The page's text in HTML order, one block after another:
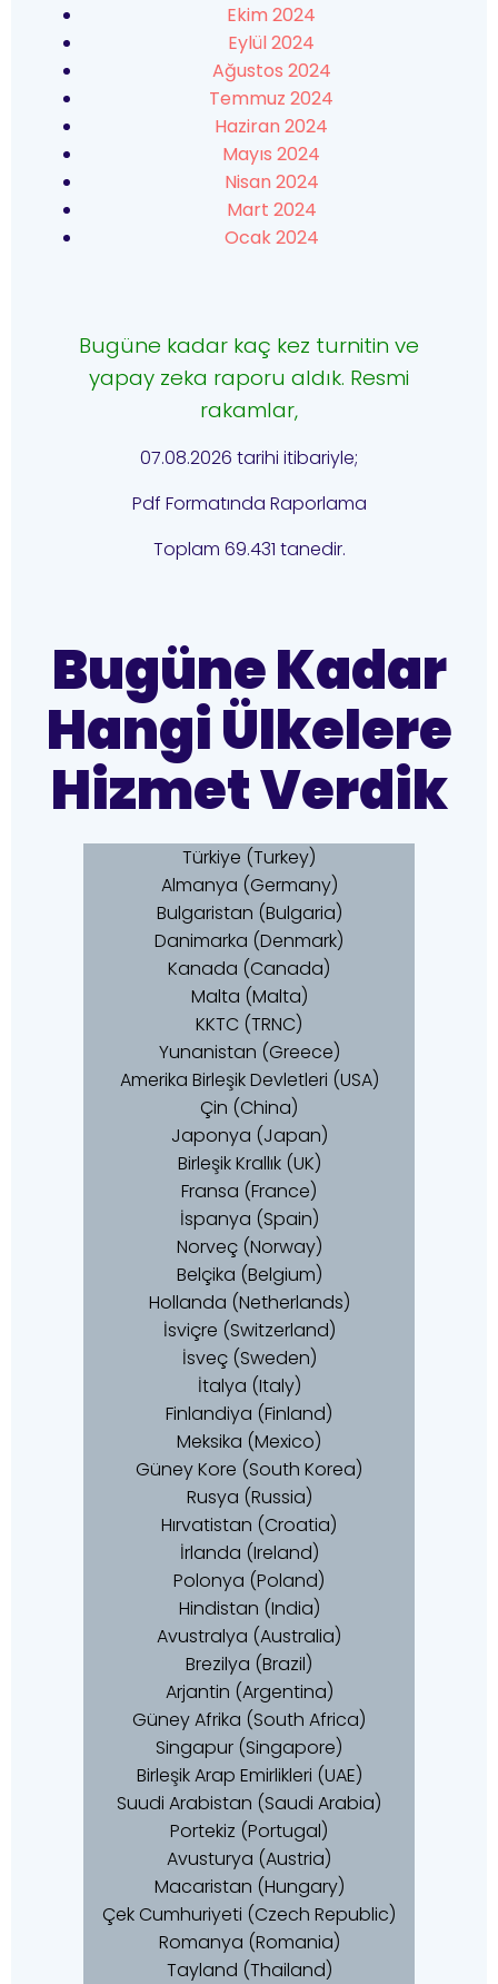
Ekim 2024
Eylül 2024
Ağustos 2024
Temmuz 2024
Haziran 2024
Mayıs 2024
Nisan 2024
Mart 2024
Ocak 2024
Bugüne kadar kaç kez turnitin ve
yapay zeka raporu aldık. Resmi
rakamlar,
07.08.2026 tarihi itibariyle;
Pdf Formatında Raporlama
Toplam 69.431 tanedir.
Bugüne Kadar
Hangi Ülkelere
Hizmet Verdik
Türkiye (Turkey)
Almanya (Germany)
Bulgaristan (Bulgaria)
Danimarka (Denmark)
Kanada (Canada)
Malta (Malta)
KKTC (TRNC)
Yunanistan (Greece)
Amerika Birleşik Devletleri (USA)
Çin (China)
Japonya (Japan)
Birleşik Krallık (UK)
Fransa (France)
İspanya (Spain)
Norveç (Norway)
Belçika (Belgium)
Hollanda (Netherlands)
İsviçre (Switzerland)
İsveç (Sweden)
İtalya (Italy)
Finlandiya (Finland)
Meksika (Mexico)
Güney Kore (South Korea)
Rusya (Russia)
Hırvatistan (Croatia)
İrlanda (Ireland)
Polonya (Poland)
Hindistan (India)
Avustralya (Australia)
Brezilya (Brazil)
Arjantin (Argentina)
Güney Afrika (South Africa)
Singapur (Singapore)
Birleşik Arap Emirlikleri (UAE)
Suudi Arabistan (Saudi Arabia)
Portekiz (Portugal)
Avusturya (Austria)
Macaristan (Hungary)
Çek Cumhuriyeti (Czech Republic)
Romanya (Romania)
Tayland (Thailand)